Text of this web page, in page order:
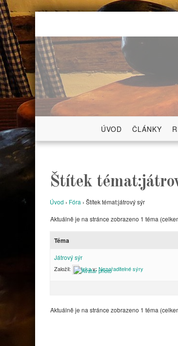
Skip
content
ÚVOD ČLÁNKY
Štítek
Úvod › Fóra › Štítek témat:játrový sýr
Aktuálně je na stránce zobrazeno 1 téma
Téma
Játrový sýr
Založil: Inkav:Nezařaditelné sýry
Aktuálně je na stránce zobrazeno 1 téma